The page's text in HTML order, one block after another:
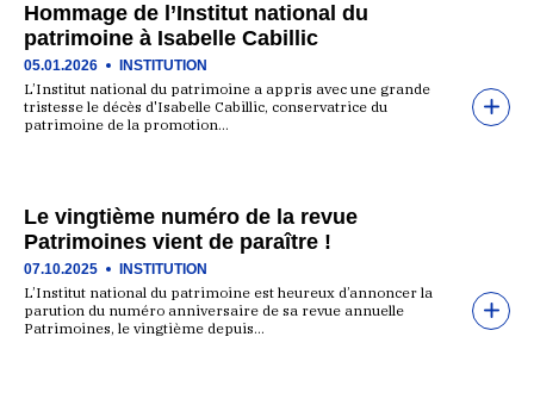
Hommage de l’Institut national du
patrimoine à Isabelle Cabillic
05.01.2026 INSTITUTION
L’Institut national du patrimoine a appris avec une grande
tristesse le décès d'Isabelle Cabillic, conservatrice du
patrimoine de la promotion…
Le vingtième numéro de la revue
Patrimoines vient de paraître !
07.10.2025 INSTITUTION
L’Institut national du patrimoine est heureux d’annoncer la
parution du numéro anniversaire de sa revue annuelle
Patrimoines, le vingtième depuis…